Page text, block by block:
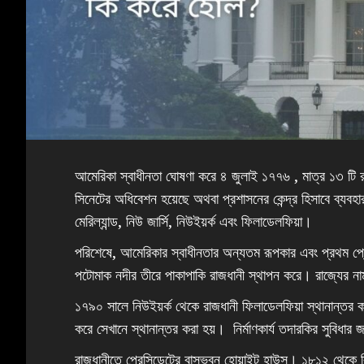
আমেরিকা স্বাধীনতা ঘোষণা করে ৪ জুলাই ১৭৭৬ , মাত্র ১৩
সিনেটের অধিবেশন হয়েছে অথবা প্রশাসনের কেন্দ্র হিসাবে
মেরিল্যান্ড, নিউ জার্সি, নিউইয়র্ক এবং ফিলাডেলফিয়া।
পরিশেষে, আমেরিকার স্বাধীনতার অন্যতম রূপকার এবং প্রথম
পটোমাক নদীর তীরে পাকাপাকি রাজধানী স্থাপন করে। রাজ্যের
১৭৯০ সালে নিউইয়র্ক থেকে রাজধানী ফিলাডেলফিয়া স্থানান্তর
করে সেখানে স্থানান্তর করা হয়। ‌ নির্মাণকার্য তদারকির
রাজধানীতে প্রেসিডেন্টের বাসভবন হোয়াইট হাউস। ১৮১২